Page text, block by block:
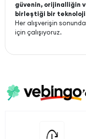
güvenin, orijinalliğin
birleştiği bir teknoloji
Her alışverişin
için çalışıyoruz.